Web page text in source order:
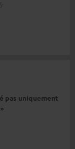
pas uniquement